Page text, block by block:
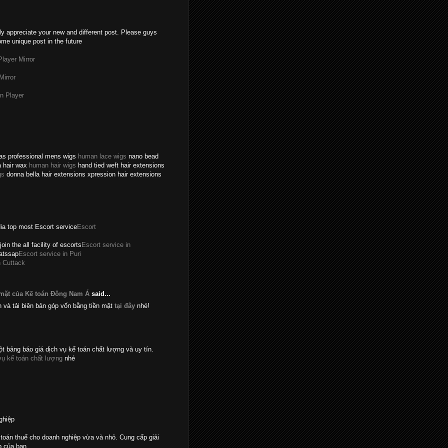
appreciate your new and different post. Please guys
unique post in the future
Mirror
Player
professional mens wigs human lace wigs nano bead
hair wax human hair wigs hand tied weft hair extensions
donna bella hair extensions xpression hair extensions
top most Escort serviceEscort
the all facility of escortsEscort service in
Escort service in Puri
Cuttack
của Kế toán Đông Nam Á said...
tải biên bản góp vốn bằng tiền mặt tại đây nhé!
bảng báo giá dịch vụ kế toán chất lượng và uy tín.
kế toán chất lượng nhé
thuế cho doanh nghiệp vừa và nhỏ. Cung cấp giải
của bạn.